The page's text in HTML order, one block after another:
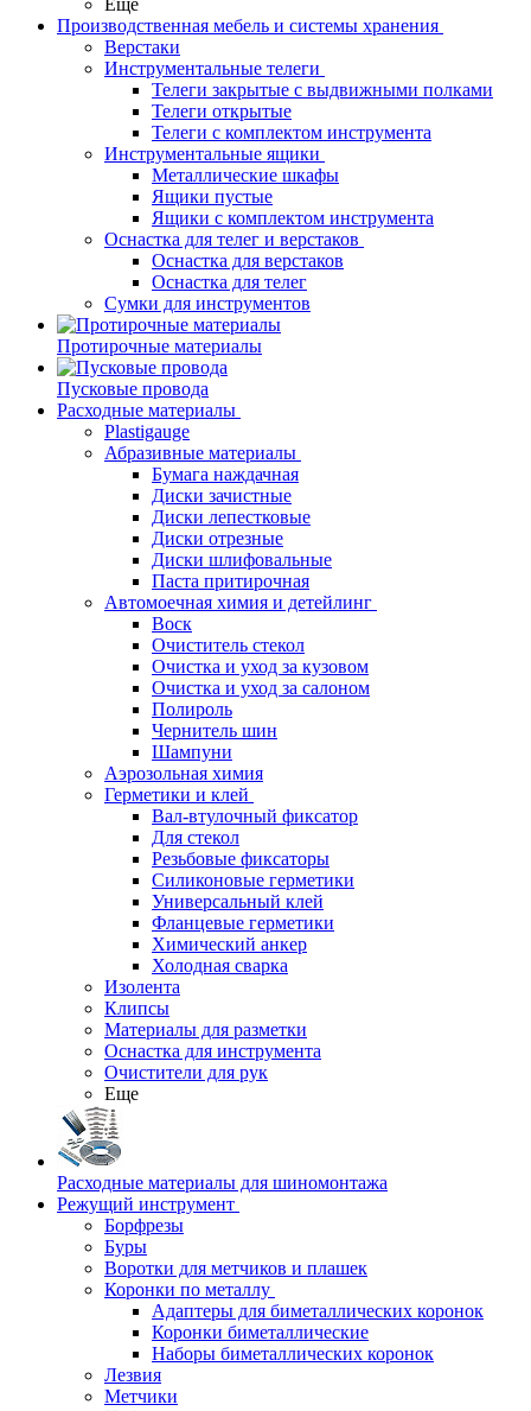
Еще
Производственная мебель и системы хранения
Верстаки
Инструментальные телеги
Телеги закрытые с выдвижными полками
Телеги открытые
Телеги с комплектом инструмента
Инструментальные ящики
Металлические шкафы
Ящики пустые
Ящики с комплектом инструмента
Оснастка для телег и верстаков
Оснастка для верстаков
Оснастка для телег
Сумки для инструментов
Протирочные материалы
Пусковые провода
Расходные материалы
Plastigauge
Абразивные материалы
Бумага наждачная
Диски зачистные
Диски лепестковые
Диски отрезные
Диски шлифовальные
Паста притирочная
Автомоечная химия и детейлинг
Воск
Очиститель стекол
Очистка и уход за кузовом
Очистка и уход за салоном
Полироль
Чернитель шин
Шампуни
Аэрозольная химия
Герметики и клей
Вал-втулочный фиксатор
Для стекол
Резьбовые фиксаторы
Силиконовые герметики
Универсальный клей
Фланцевые герметики
Химический анкер
Холодная сварка
Изолента
Клипсы
Материалы для разметки
Оснастка для инструмента
Очистители для рук
Еще
Расходные материалы для шиномонтажа
Режущий инструмент
Борфрезы
Буры
Воротки для метчиков и плашек
Коронки по металлу
Адаптеры для биметаллических коронок
Коронки биметаллические
Наборы биметаллических коронок
Лезвия
Метчики